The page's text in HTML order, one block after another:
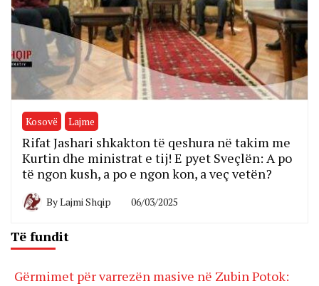
Kosovë Lajme
Rifat Jashari shkakton të qeshura në takim me
Kurtin dhe ministrat e tij! E pyet Sveçlën: A po
të ngon kush, a po e ngon kon, a veç vetën?
ByLajmi Shqip 06/03/2025
Të fundit
Gërmimet për varrezën masive në Zubin Potok: